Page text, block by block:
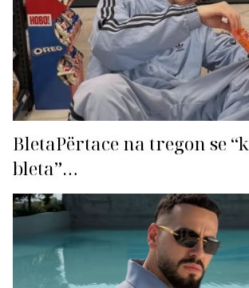
BletaPërtace na tregon se
bleta”…